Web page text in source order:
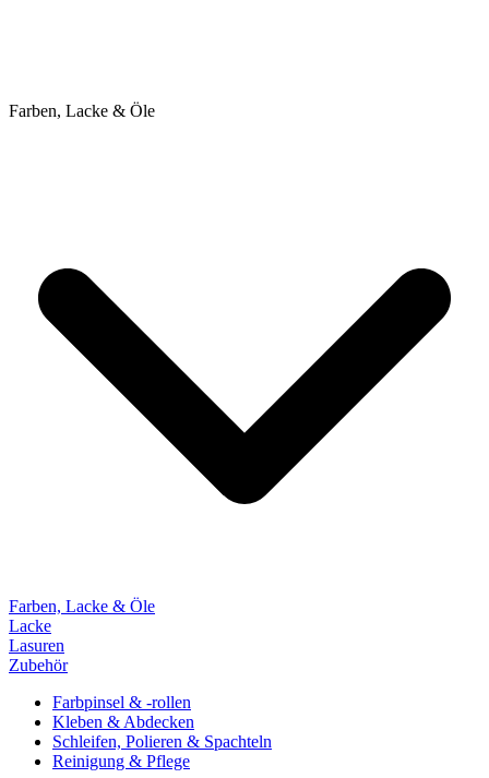
Farben, Lacke & Öle
Farben, Lacke & Öle
Lacke
Lasuren
Zubehör
Farbpinsel & -rollen
Kleben & Abdecken
Schleifen, Polieren & Spachteln
Reinigung & Pflege